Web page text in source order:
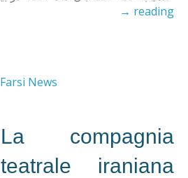
reading
→
Farsi News
La compagnia
teatrale iraniana